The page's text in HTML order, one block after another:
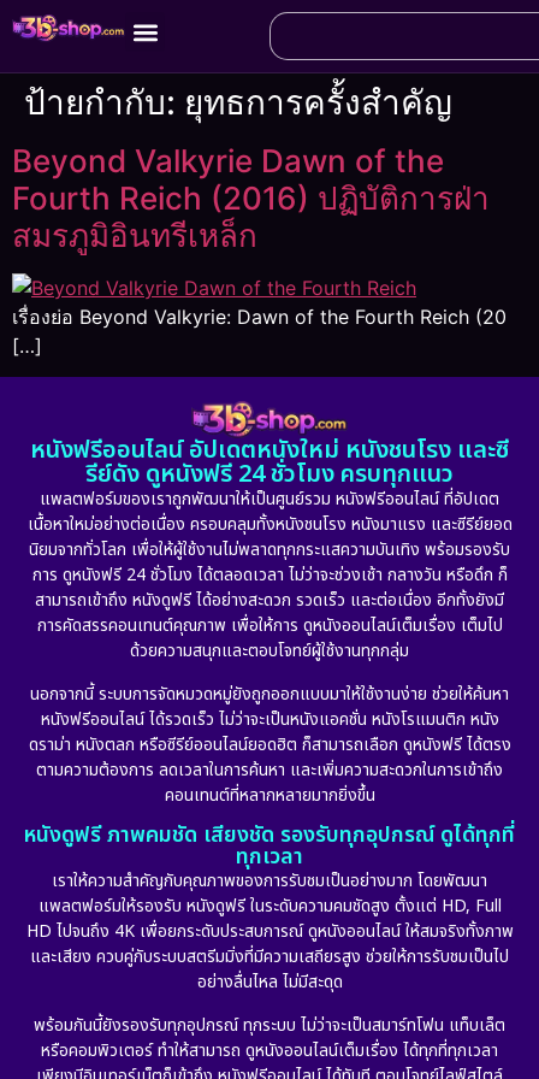
ป้ายกำกับ: ยุทธการครั้งสำคัญ
Beyond Valkyrie Dawn of the
Fourth Reich (2016) ปฏิบัติการฝ่า
สมรภูมิอินทรีเหล็ก
เรื่องย่อ Beyond Valkyrie: Dawn of the Fourth Reich (20
[…]
หนังฟรีออนไลน์ อัปเดตหนังใหม่ หนังชนโรง และซี
รีย์ดัง ดูหนังฟรี 24 ชั่วโมง ครบทุกแนว
แพลตฟอร์มของเราถูกพัฒนาให้เป็นศูนย์รวม หนังฟรีออนไลน์ ที่อัปเดต
เนื้อหาใหม่อย่างต่อเนื่อง ครอบคลุมทั้งหนังชนโรง หนังมาแรง และซีรีย์ยอด
นิยมจากทั่วโลก เพื่อให้ผู้ใช้งานไม่พลาดทุกกระแสความบันเทิง พร้อมรองรับ
การ ดูหนังฟรี 24 ชั่วโมง ได้ตลอดเวลา ไม่ว่าจะช่วงเช้า กลางวัน หรือดึก ก็
สามารถเข้าถึง หนังดูฟรี ได้อย่างสะดวก รวดเร็ว และต่อเนื่อง อีกทั้งยังมี
การคัดสรรคอนเทนต์คุณภาพ เพื่อให้การ ดูหนังออนไลน์เต็มเรื่อง เต็มไป
ด้วยความสนุกและตอบโจทย์ผู้ใช้งานทุกกลุ่ม
นอกจากนี้ ระบบการจัดหมวดหมู่ยังถูกออกแบบมาให้ใช้งานง่าย ช่วยให้ค้นหา
หนังฟรีออนไลน์ ได้รวดเร็ว ไม่ว่าจะเป็นหนังแอคชั่น หนังโรแมนติก หนัง
ดราม่า หนังตลก หรือซีรีย์ออนไลน์ยอดฮิต ก็สามารถเลือก ดูหนังฟรี ได้ตรง
ตามความต้องการ ลดเวลาในการค้นหา และเพิ่มความสะดวกในการเข้าถึง
คอนเทนต์ที่หลากหลายมากยิ่งขึ้น
หนังดูฟรี ภาพคมชัด เสียงชัด รองรับทุกอุปกรณ์ ดูได้ทุกที่
ทุกเวลา
เราให้ความสำคัญกับคุณภาพของการรับชมเป็นอย่างมาก โดยพัฒนา
แพลตฟอร์มให้รองรับ หนังดูฟรี ในระดับความคมชัดสูง ตั้งแต่ HD, Full
HD ไปจนถึง 4K เพื่อยกระดับประสบการณ์ ดูหนังออนไลน์ ให้สมจริงทั้งภาพ
และเสียง ควบคู่กับระบบสตรีมมิ่งที่มีความเสถียรสูง ช่วยให้การรับชมเป็นไป
อย่างลื่นไหล ไม่มีสะดุด
พร้อมกันนี้ยังรองรับทุกอุปกรณ์ ทุกระบบ ไม่ว่าจะเป็นสมาร์ทโฟน แท็บเล็ต
หรือคอมพิวเตอร์ ทำให้สามารถ ดูหนังออนไลน์เต็มเรื่อง ได้ทุกที่ทุกเวลา